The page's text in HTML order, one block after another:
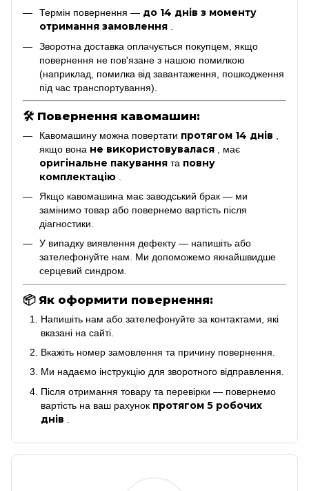
Термін повернення — до 14 днів з моменту
отримання замовлення
Зворотна доставка оплачується покупцем, якщо
повернення не пов'язане з нашою помилкою
(наприклад, помилка від завантаження, пошкодження
під час транспортування).
🛠 Повернення кавомашин:
Кавомашину можна повертати протягом 14 днів
якщо вона не використовувалася , має
оригінальне пакування та повну
комплектацію
Якщо кавомашина має заводський брак — ми
замінимо товар або повернемо вартість після
діагностики.
У випадку виявлення дефекту — напишіть або
зателефонуйте нам. Ми допоможемо якнайшвидше
серцевий синдром.
📦Як оформити повернення:
Напишіть нам або зателефонуйте за контактами, які
вказані на сайті.
Вкажіть номер замовлення та причину повернення.
Ми надаємо інструкцію для зворотного відправлення.
Після отримання товару та перевірки — повернемо
вартість на ваш рахунок протягом 5 робочих
днів